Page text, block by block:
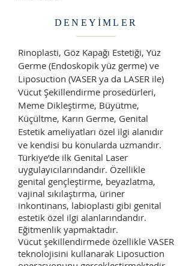
DENEYİMLER
Rinoplasti, Göz Kapağı Estetiği, Yüz
Germe (Endoskopik yüz germe) ve
Liposuction (VASER ya da LASER ile)
Vücut Şekillendirme prosedürleri,
Meme Dikleştirme, Büyütme,
Küçültme, Karın Germe, Genital
Estetik ameliyatları özel ilgi alanıdır
ve kendisi bu konularda uzmandır.
Türkiye’de ilk Genital Laser
uygulayıcılarındandır. Özellikle
genital gençleştirme, beyazlatma,
vajinal sıkılaştırma, üriner
inkontinans, labioplasti gibi genital
estetik özel ilgi alanlarındandır.
Eğitmenlik yapmaktadır.
Vücut şekillendirmede özellikle VASER
teknolojisini kullanarak Liposuction